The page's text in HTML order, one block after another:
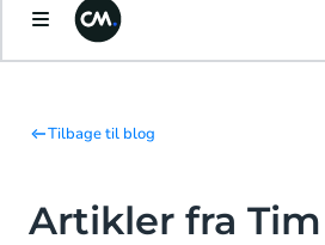
Tilbage til blog
Artikler fra Tim